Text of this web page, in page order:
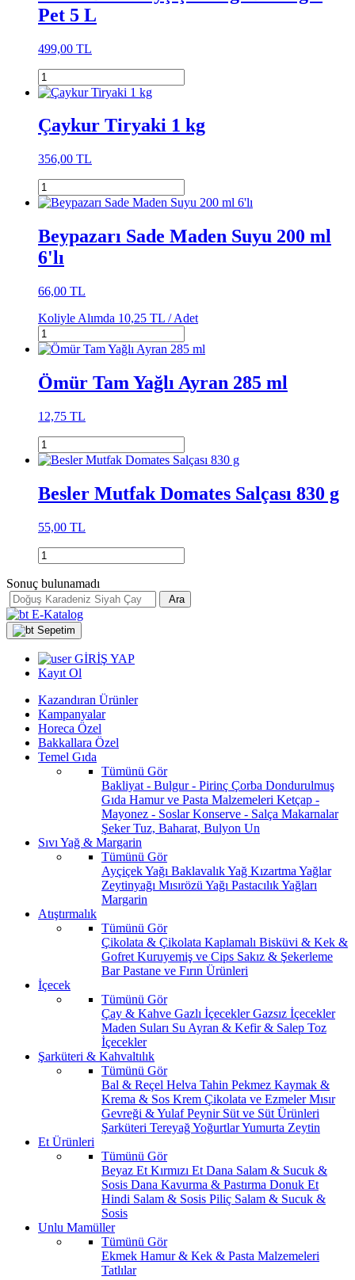
Pet 5 L
499,00 TL
Çaykur Tiryaki 1 kg
356,00 TL
Beypazarı Sade Maden Suyu 200 ml
6'lı
66,00 TL
Koliyle Alımda 10,25 TL /Adet
Ömür Tam Yağlı Ayran 285 ml
12,75 TL
Besler Mutfak Domates Salçası 830 g
55,00 TL
Sonuç bulunamadı
Ara
E-Katalog
Sepetim
GİRİŞ YAP
Kayıt Ol
Kazandıran Ürünler
Kampanyalar
Horeca Özel
Bakkallara Özel
Temel Gıda
Tümünü Gör
Bakliyat - Bulgur - Pirinç Çorba Dondurulmuş
Gıda Hamur ve Pasta Malzemeleri Ketçap -
Mayonez - SoslarKonserve - Salça Makarnalar
ŞekerTuz, Baharat, Bulyon Un
Sıvı Yağ & Margarin
Tümünü Gör
Ayçiçek Yağı Baklavalık Yağ Kızartma Yağlar
Zeytinyağı Mısırözü Yağı Pastacılık Yağları
Margarin
Atıştırmalık
Tümünü Gör
Çikolata & Çikolata Kaplamalı Bisküvi & Kek &
Gofret Kuruyemiş ve Cips Sakız & Şekerleme
BarPastane ve Fırın Ürünleri
İçecek
Tümünü Gör
Çay & Kahve Gazlı İçeceklerGazsız İçecekler
Maden Suları Su Ayran & Kefir & Salep Toz
İçecekler
Şarküteri & Kahvaltılık
Tümünü Gör
Bal & Reçel Helva Tahin Pekmez Kaymak &
Krema & Sos Krem Çikolata ve EzmelerMısır
Gevreği & YulafPeynir Süt ve Süt Ürünleri
Şarküteri TereyağYoğurtlarYumurta Zeytin
Et Ürünleri
Tümünü Gör
Beyaz Et Kırmızı Et Dana Salam & Sucuk &
Sosis Dana Kavurma & Pastırma Donuk Et
Hindi Salam & Sosis Piliç Salam & Sucuk &
Sosis
Unlu Mamüller
Tümünü Gör
Ekmek Hamur & Kek & Pasta Malzemeleri
Tatlılar